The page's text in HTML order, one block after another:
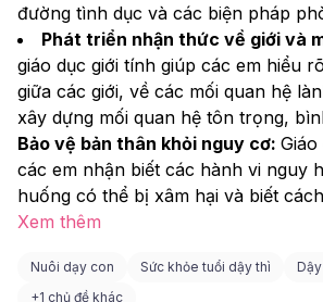
đường tình dục và các biện pháp
Phát triển nhận thức về giới và
giáo dục giới tính giúp các em hiểu
giữa các giới, về các mối quan hệ
xây dựng mối quan hệ tôn trọng,
Bảo vệ bản thân khỏi nguy cơ:
các em nhận biết các hành vi nguy
huống có thể bị xâm hại và biết
Xem thêm
Nuôi dạy con Sức khỏe tuổi dậy thì
+1 chủ đề khác